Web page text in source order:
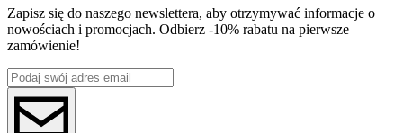
Średnica [mm]
1.75
Materiał bazowy
PLA
ReFill
ReFill
Seria
Zapisz się do naszego newslettera, aby otrzymywać informacje o
nowościach i promocjach. Odbierz -10% rabatu na pierwsze
zamówienie!